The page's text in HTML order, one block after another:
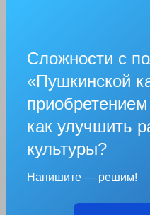
Сложности с
«Пушкинской
как улучшить
культуры?
Напишите — решим!